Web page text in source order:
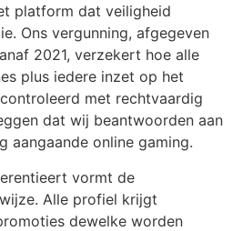
platform dat veiligheid
Ons vergunning, afgegeven
2021, verzekert hoe alle
plus iedere inzet op het
met rechtvaardig
dat wij beantwoorden aan
aangaande online gaming.
vormt de
Alle profiel krijgt
dewelke worden